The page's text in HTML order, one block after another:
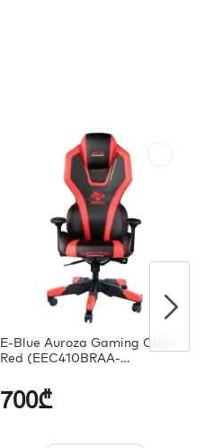
E-Blue Auroza Gaming Chair -
Red (EEC410BRAA-
700₾